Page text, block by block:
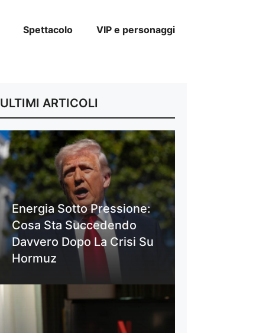
Spettacolo VIP e personaggi
ULTIMI ARTICOLI
Energia Sotto Pressione:
Cosa Sta Succedendo
Davvero Dopo La Crisi Su
Hormuz